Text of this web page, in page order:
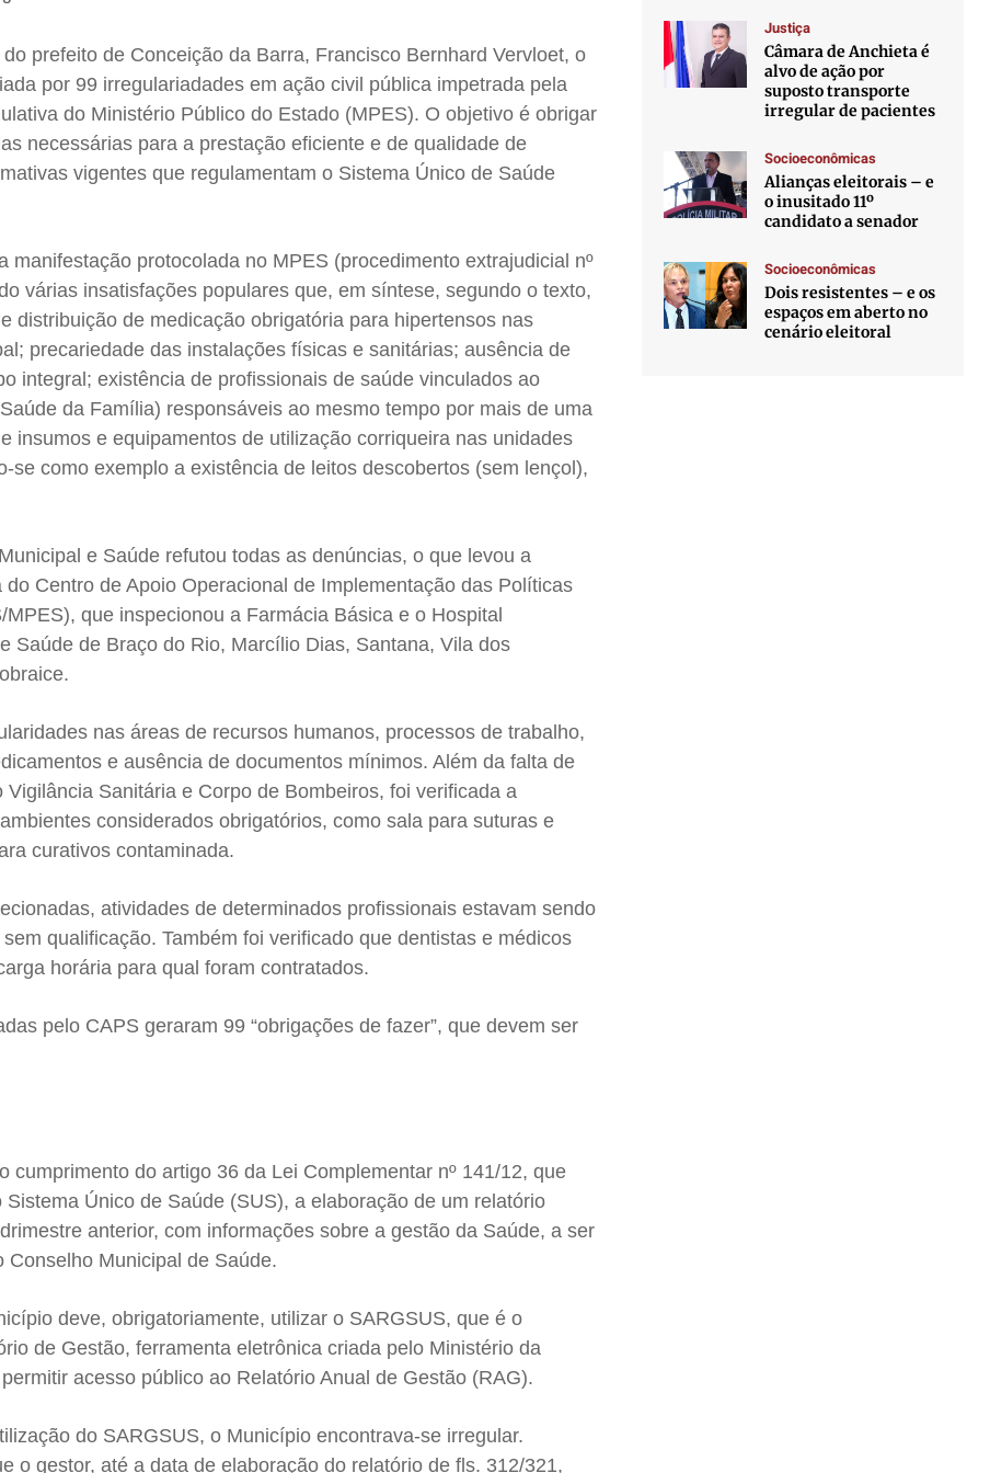
prefeito de Conceição da Barra, Francisco Bernhard Vervloet, o
por 99 irregulariadades em ação civil pública impetrada pela
do Ministério Público do Estado (MPES). O objetivo é obrigar
necessárias para a prestação eficiente e de qualidade de
vigentes que regulamentam o Sistema Único de Saúde
manifestação protocolada no MPES (procedimento extrajudicial nº
várias insatisfações populares que, em síntese, segundo o texto,
distribuição de medicação obrigatória para hipertensos nas
precariedade das instalações físicas e sanitárias; ausência de
integral; existência de profissionais de saúde vinculados ao
da Família) responsáveis ao mesmo tempo por mais de uma
insumos e equipamentos de utilização corriqueira nas unidades
se como exemplo a existência de leitos descobertos (sem lençol),
e Saúde refutou todas as denúncias, o que levou a
Centro de Apoio Operacional de Implementação das Políticas
que inspecionou a Farmácia Básica e o Hospital
Saúde de Braço do Rio, Marcílio Dias, Santana, Vila dos
nas áreas de recursos humanos, processos de trabalho,
e ausência de documentos mínimos. Além da falta de
Sanitária e Corpo de Bombeiros, foi verificada a
considerados obrigatórios, como sala para suturas e
curativos contaminada.
atividades de determinados profissionais estavam sendo
qualificação. Também foi verificado que dentistas e médicos
horária para qual foram contratados.
pelo CAPS geraram 99 “obrigações de fazer”, que devem ser
cumprimento do artigo 36 da Lei Complementar nº 141/12, que
Único de Saúde (SUS), a elaboração de um relatório
anterior, com informações sobre a gestão da Saúde, a ser
Conselho Municipal de Saúde.
deve, obrigatoriamente, utilizar o SARGSUS, que é o
de Gestão, ferramenta eletrônica criada pelo Ministério da
acesso público ao Relatório Anual de Gestão (RAG).
do SARGSUS, o Município encontrava-se irregular.
o gestor, até a data de elaboração do relatório de fls. 312/321,
Justiça
Câmara de Anchieta é
alvo de ação por
suposto transporte
irregular de pacientes
Socioeconômicas
Alianças eleitorais – e
o inusitado 11º
candidato a senador
Socioeconômicas
Dois resistentes – e os
espaços em aberto no
cenário eleitoral